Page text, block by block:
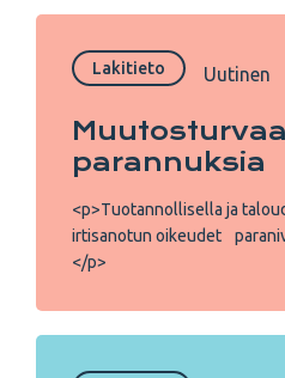
Lakitieto Uutinen
parannuksia
<p>Tuotannollisella ja
irtisanotun oikeudet
</p>